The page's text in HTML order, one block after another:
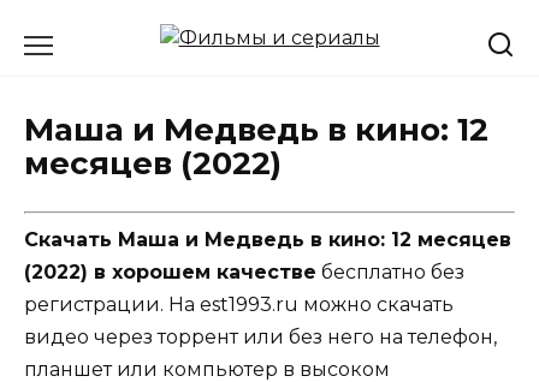
Маша и Медведь в кино: 12
месяцев (2022)
Скачать Маша и Медведь в кино: 12 месяцев
(2022) в хорошем качестве бесплатно без
регистрации. На est1993.ru можно скачать
видео через торрент или без него на телефон,
планшет или компьютер в высоком